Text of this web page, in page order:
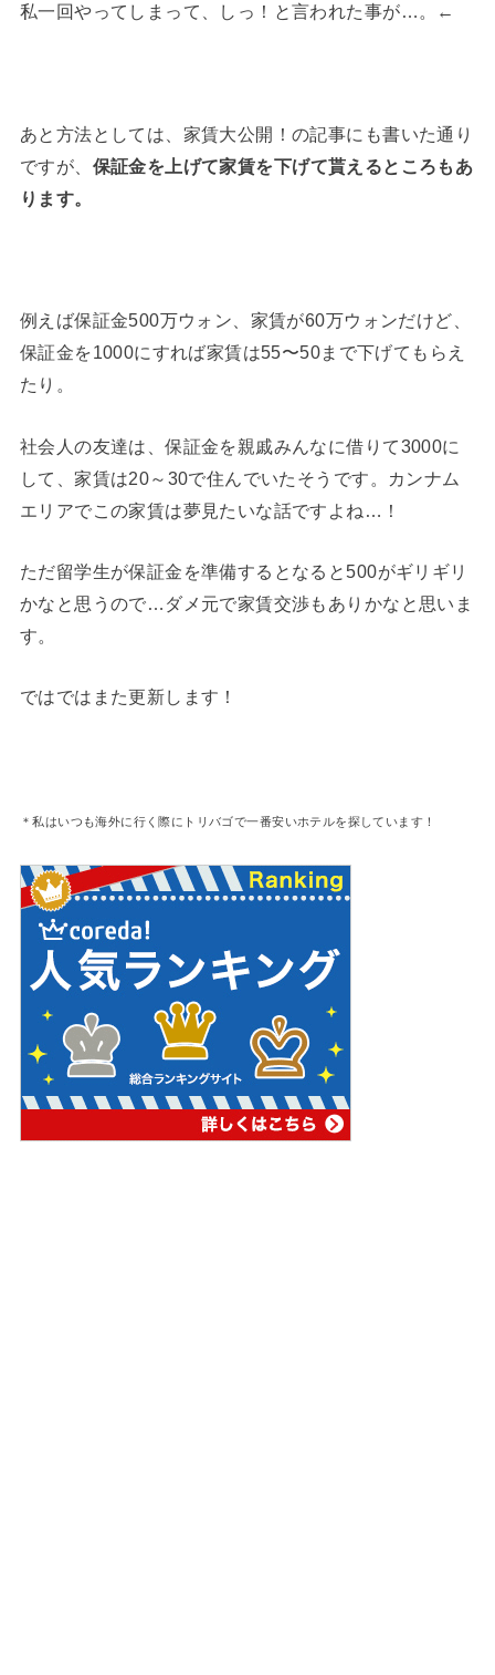
私一回やってしまって、しっ！と言われた事が…。←
あと方法としては、家賃大公開！の記事にも書いた通り
ですが、 保証金を上げて家賃を下げて貰えるところもあ
ります。
例えば保証金500万ウォン、家賃が60万ウォンだけど、
保証金を1000にすれば家賃は55〜50まで下げてもらえ
たり。
社会人の友達は、保証金を親戚みんなに借りて3000に
して、家賃は20～30で住んでいたそうです。カンナム
エリアでこの家賃は夢見たいな話ですよね…！
ただ留学生が保証金を準備するとなると500がギリギリ
かなと思うので…ダメ元で家賃交渉もありかなと思いま
す。
ではではまた更新します！
＊私はいつも海外に行く際にトリバゴで一番安いホテルを探しています！